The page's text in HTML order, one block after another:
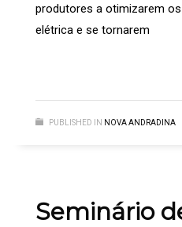
produtores a otimizarem
elétrica e se tornarem
PUBLISHED IN NOVA ANDRADINA
Seminário